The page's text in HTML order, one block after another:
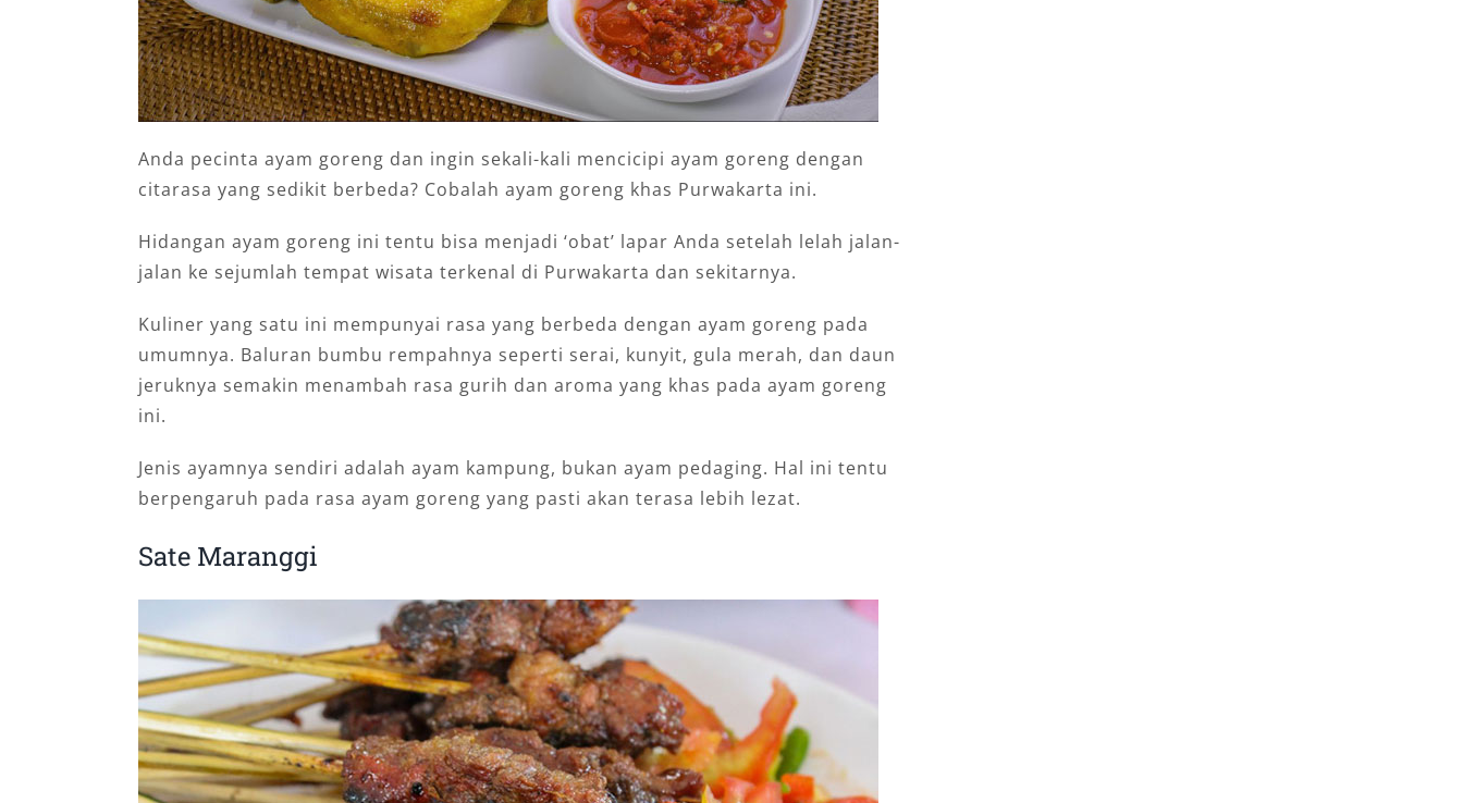
Anda pecinta ayam goreng dan ingin sekali-kali mencicipi ayam goreng dengan
citarasa yang sedikit berbeda? Cobalah ayam goreng khas Purwakarta ini.
Hidangan ayam goreng ini tentu bisa menjadi ‘obat’ lapar Anda setelah lelah jalan-
jalan ke sejumlah tempat wisata terkenal di Purwakarta dan sekitarnya.
Kuliner yang satu ini mempunyai rasa yang berbeda dengan ayam goreng pada
umumnya. Baluran bumbu rempahnya seperti serai, kunyit, gula merah, dan daun
jeruknya semakin menambah rasa gurih dan aroma yang khas pada ayam goreng
ini.
Jenis ayamnya sendiri adalah ayam kampung, bukan ayam pedaging. Hal ini tentu
berpengaruh pada rasa ayam goreng yang pasti akan terasa lebih lezat.
Sate Maranggi